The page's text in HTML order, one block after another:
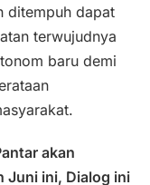
ditempuh dapat
terwujudnya
baru demi
akan
Juni ini, Dialog ini